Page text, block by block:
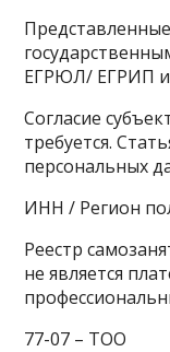
ЕГРЮЛ/ ЕГРИП
Согласие
требуется.
персональных
ИНН / Регион
Реестр
не является
77-07 – ТОО